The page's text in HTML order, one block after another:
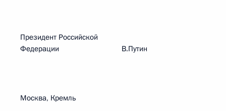
Президент Российской
Федерации В.Путин
Москва, Кремль